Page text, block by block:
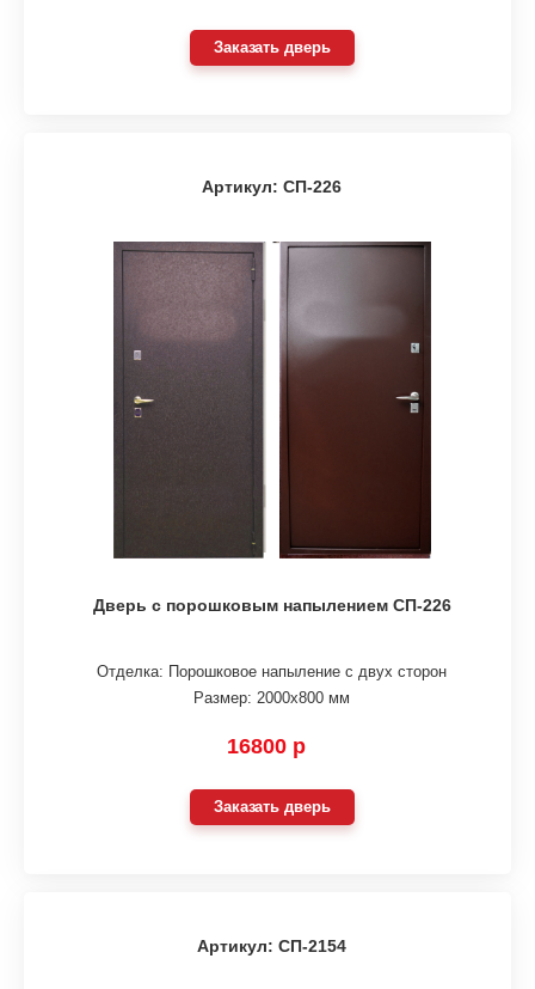
Заказать дверь
Артикул: СП-226
Дверь с порошковым напылением СП-226
Отделка: Порошковое напыление с двух сторон
Размер: 2000х800 мм
16800 р
Заказать дверь
Артикул: СП-2154